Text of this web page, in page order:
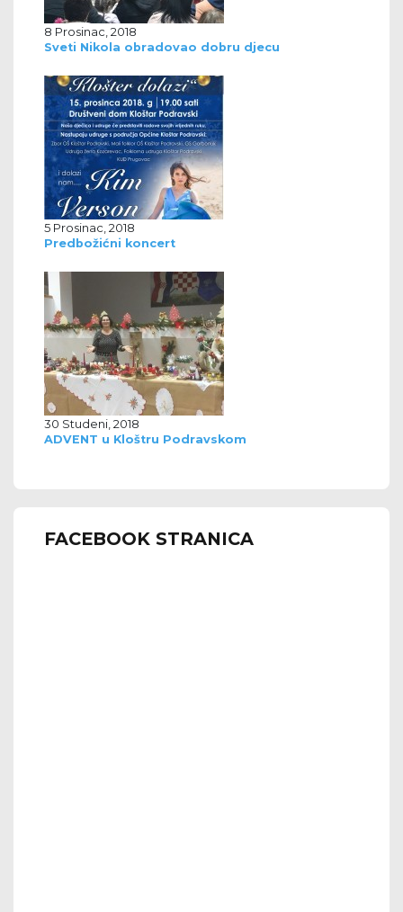
8 Prosinac, 2018
Sveti Nikola obradovao dobru djecu
5 Prosinac, 2018
Predbožićni koncert
30 Studeni, 2018
ADVENT u Kloštru Podravskom
FACEBOOK STRANICA